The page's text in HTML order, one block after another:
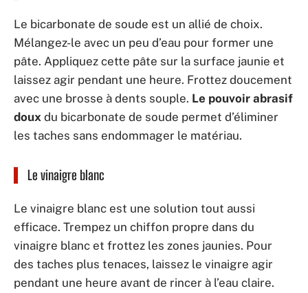
Le bicarbonate de soude est un allié de choix.
Mélangez-le avec un peu d’eau pour former une
pâte. Appliquez cette pâte sur la surface jaunie et
laissez agir pendant une heure. Frottez doucement
avec une brosse à dents souple. Le pouvoir abrasif
doux du bicarbonate de soude permet d’éliminer
les taches sans endommager le matériau.
Le vinaigre blanc
Le vinaigre blanc est une solution tout aussi
efficace. Trempez un chiffon propre dans du
vinaigre blanc et frottez les zones jaunies. Pour
des taches plus tenaces, laissez le vinaigre agir
pendant une heure avant de rincer à l’eau claire.